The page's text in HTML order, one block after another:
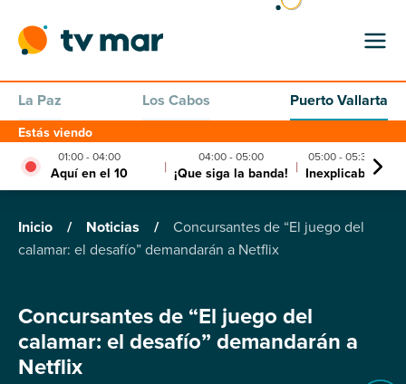
La Paz Los Cabos Puerto Vallarta
Estás viendo
01:00 - 04:00
Aquí en el 10 | 04:00 - 05:00
¡Que siga la banda! | 05:00 - 05:30
Inexplicable
Inicio / Noticias /
Concursantes de “El juego del
calamar: el desafío” demandarán a Netflix
Concursantes de “El juego del
calamar: el desafío” demandarán a
Netflix